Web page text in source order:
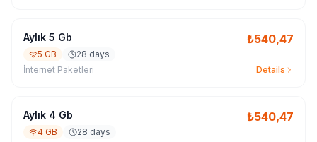
Aylık 5 Gb ₺540,47
5 GB
28 days
İnternet Paketleri
Details
Aylık 4 Gb ₺540,47
4 GB
28 days